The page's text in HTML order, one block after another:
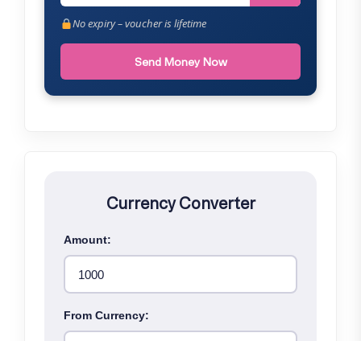
No expiry – voucher is lifetime
Send Money Now
Currency Converter
Amount:
From Currency: